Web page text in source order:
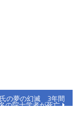
の夢の幻滅 3年間
の院士学者が死亡